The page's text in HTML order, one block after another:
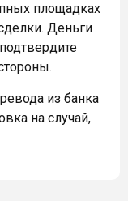
площадках
Деньги
из банка
на случай,